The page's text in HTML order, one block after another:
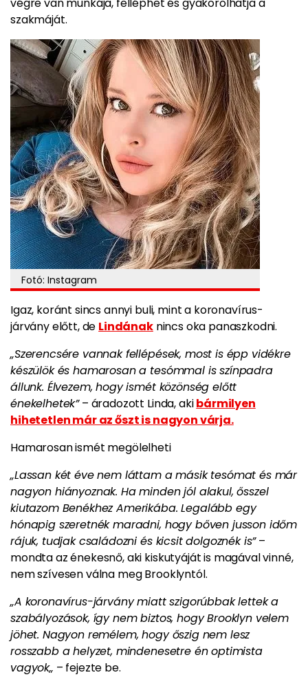
végre van munkája, felléphet és gyakorolhatja a
szakmáját.
Fotó: Instagram
Igaz, koránt sincs annyi buli, mint a koronavírus-
járvány előtt, de Lindánaknincs oka panaszkodni.
„Szerencsére vannak fellépések, most is épp vidékre
készülök és hamarosan a tesómmal is színpadra
állunk. Élvezem, hogy ismét közönség előtt
énekelhetek”– áradozott Linda, akibármilyen
hihetetlen már az őszt is nagyon várja.
Hamarosan ismét megölelheti
„Lassan két éve nem láttam a másik tesómat és már
nagyon hiányoznak. Ha minden jól alakul, ősszel
kiutazom Benékhez Amerikába. Legalább egy
hónapig szeretnék maradni, hogy bőven jusson időm
rájuk, tudjak családozni és kicsit dolgoznék is”–
mondta az énekesnő, aki kiskutyáját is magával vinné,
nem szívesen válna meg Brooklyntól.
„A koronavírus-járvány miatt szigorúbbak lettek a
szabályozások, így nem biztos, hogy Brooklyn velem
jöhet. Nagyon remélem, hogy őszig nem lesz
rosszabb a helyzet, mindenesetre én optimista
vagyok„ – fejezte be.